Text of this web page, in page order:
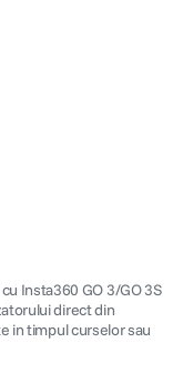
Insta360 GO 3/GO 3S
direct din
in timpul curselor sau